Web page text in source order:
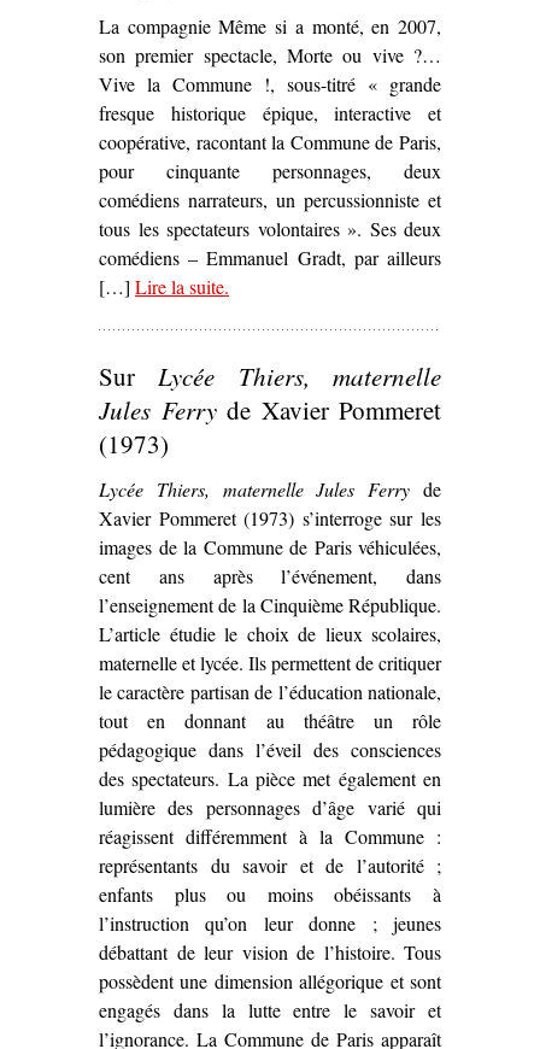
La compagnie Même si a monté, en 2007,
son premier spectacle, Morte ou vive ?…
Vive la Commune !, sous-titré « grande
fresque historique épique, interactive et
coopérative, racontant la Commune de Paris,
pour cinquante personnages, deux
comédiens narrateurs, un percussionniste et
tous les spectateurs volontaires ». Ses deux
comédiens – Emmanuel Gradt, par ailleurs
[…] Lire la suite– ‘La Commune de Paris par la
.
SurLycée Thiers, maternelle
Jules Ferryde Xavier Pommeret
(1973)
Lycée Thiers, maternelle Jules Ferry de
Xavier Pommeret (1973) s’interroge sur les
images de la Commune de Paris véhiculées,
cent ans après l’événement, dans
l’enseignement de la Cinquième République.
L’article étudie le choix de lieux scolaires,
maternelle et lycée. Ils permettent de critiquer
le caractère partisan de l’éducation nationale,
tout en donnant au théâtre un rôle
pédagogique dans l’éveil des consciences
des spectateurs. La pièce met également en
lumière des personnages d’âge varié qui
réagissent différemment à la Commune :
représentants du savoir et de l’autorité ;
enfants plus ou moins obéissants à
l’instruction qu’on leur donne ; jeunes
débattant de leur vision de l’histoire. Tous
possèdent une dimension allégorique et sont
engagés dans la lutte entre le savoir et
l’ignorance. La Commune de Paris apparaît